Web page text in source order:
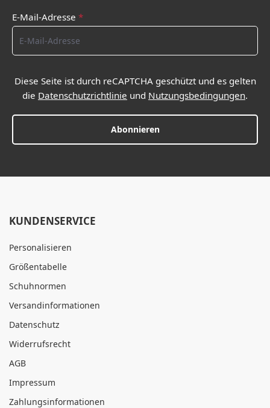
E-Mail-Adresse *
Diese Seite ist durch reCAPTCHA geschützt und es gelten
die Datenschutzrichtlinie und Nutzungsbedingungen.
Abonnieren
KUNDENSERVICE
Personalisieren
Größentabelle
Schuhnormen
Versandinformationen
Datenschutz
Widerrufsrecht
AGB
Impressum
Zahlungsinformationen